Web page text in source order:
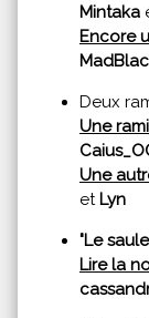
Mintaka
Encore
Deux
Une
Une
et Lyn
"Le
Lire la